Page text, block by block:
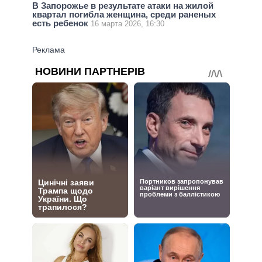
В Запорожье в результате атаки на жилой
квартал погибла женщина, среди раненых
есть ребенок 16 марта 2026, 16:30